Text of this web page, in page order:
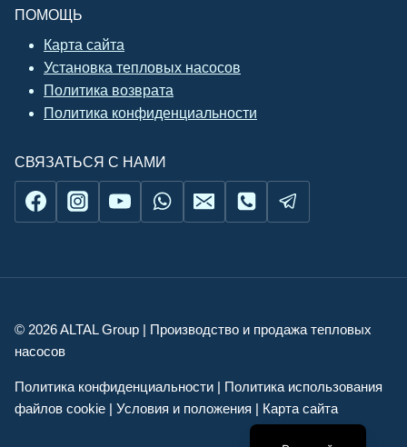
ПОМОЩЬ
Карта сайта
Установка тепловых насосов
Политика возврата
Политика конфиденциальности
СВЯЗАТЬСЯ С НАМИ
© 2026 ALTAL Group | Производство и продажа тепловых
насосов
Политика конфиденциальности | Политика использования
файлов cookie | Условия и положения | Карта сайта
English